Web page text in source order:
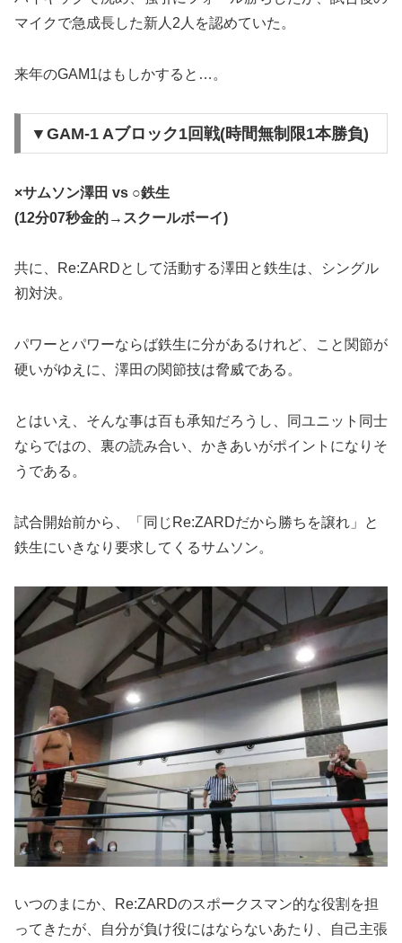
マイクで急成長した新人2人を認めていた。
来年のGAM1はもしかすると…。
▼GAM-1 Aブロック1回戦(時間無制限1本勝負)
×サムソン澤田 vs ○鉄生
(12分07秒金的→スクールボーイ)
共に、Re:ZARDとして活動する澤田と鉄生は、シングル
初対決。
パワーとパワーならば鉄生に分があるけれど、こと関節が
硬いがゆえに、澤田の関節技は脅威である。
とはいえ、そんな事は百も承知だろうし、同ユニット同士
ならではの、裏の読み合い、かきあいがポイントになりそ
うである。
試合開始前から、「同じRe:ZARDだから勝ちを譲れ」と
鉄生にいきなり要求してくるサムソン。
いつのまにか、Re:ZARDのスポークスマン的な役割を担
ってきたが、自分が負け役にはならないあたり、自己主張